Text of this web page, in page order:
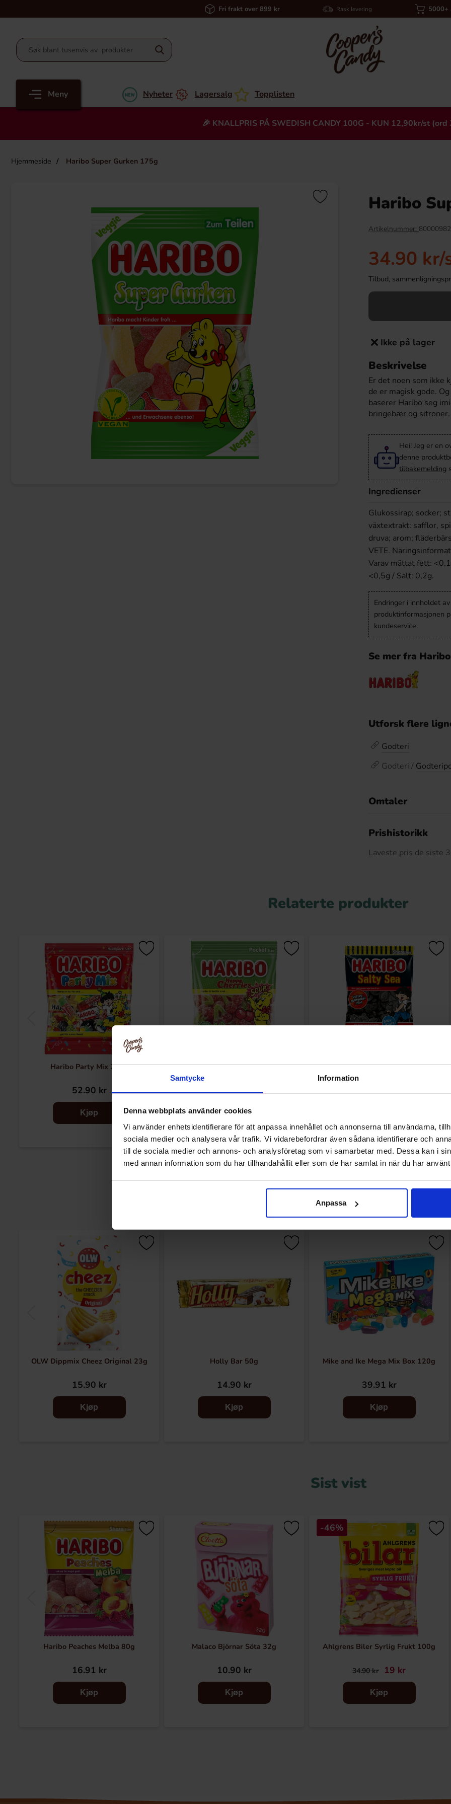
Samtycke Information
Denna webbplats använder cookies
Vi använder enhetsidentifierare för att anpassa innehållet och annonserna till användarna,
sociala medier och analysera vår trafik. Vi vidarebefordrar även sådana identifierare och
till de sociala medier och annons- och analysföretag som vi samarbetar med. Dessa kan i
med annan information som du har tillhandahållit eller som de har samlat in när du har
Anpassa
Fri frakt over 899 kr Rask levering 5000+
Meny Nyheter Lagersalg Topplisten
🎉 KNALLPRIS PÅ SWEDISH CANDY 100G - KUN 12,90kr/st (ord
Hjemmeside Haribo Super Gurken 175g
Heading
Lantchips Chips Chili Habanero 200g
36.90 kr
Haribo Kirsebær 100g
19.90 kr
Köp
Maltesers 68g
34.90 kr
Haribo
Artikelnummer:
34.90 kr/
Tilbud,
Ikke på lager
Beskrivelse
Er det noen som ikke
de er magisk gode.
baserer Haribo seg
bringebær og sitroner.
Hei! Jeg er en
denne
tilbakemelding
Ingredienser
Glukossirap; socker;
växtextrakt: safflor,
druva; arom;
VETE.
Varav mättat fett:
<0,5g / Salt: 0,2g.
Endringer i innholdet
produktinformasjonen
kundeservice.
Se mer fra
Utforsk flere
Godteri
Godteri /
Omtaler
Prishistorikk
Laveste pris de siste
Relaterte produkter
Haribo Party Mix 200g
52.90 kr
Kjøp
Haribo Happy Cherries Sour 75g
15.90 kr
Kjøp
Haribo Salty Sea 170g
26.90 kr
Andre kjøpte også
OLW Dippmix Cheez Original 23g
15.90 kr
Kjøp
Holly Bar 50g
14.90 kr
Kjøp
Mike and Ike Mega Mix Box 120g
39.91 kr
Kjøp
Sist vist
Haribo Peaches Melba 80g
16.91 kr
Kjøp
Malaco Björnar Söta 32g
10.90 kr
Kjøp
-46%
Ahlgrens Biler Syrlig Frukt 100g
34.90 kr 19 kr
Kjøp